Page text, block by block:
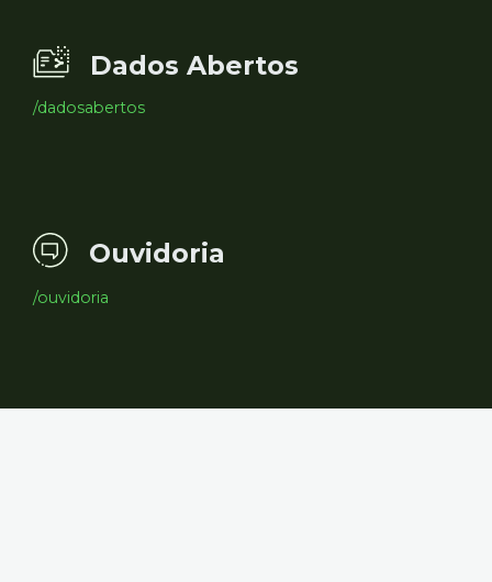
Dados Abertos
/dadosabertos
Ouvidoria
/ouvidoria